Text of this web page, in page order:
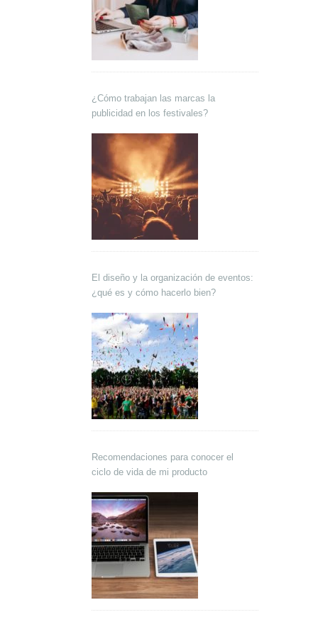
¿Cómo trabajan las marcas la
publicidad en los festivales?
El diseño y la organización de eventos:
¿qué es y cómo hacerlo bien?
Recomendaciones para conocer el
ciclo de vida de mi producto